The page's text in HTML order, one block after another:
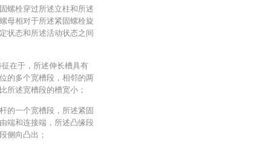
螺栓穿过所述立柱和所述
母相对于所述紧固螺栓旋
状态和所述活动状态之间
在于，所述伸长槽具有
的多个宽槽段，相邻的两
所述宽槽段的槽宽小；
的一个宽槽段，所述紧固
端和连接端，所述凸缘段
侧向凸出；